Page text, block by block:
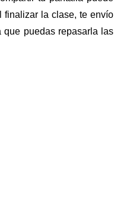
finalizar la clase, te envío
puedas repasarla las